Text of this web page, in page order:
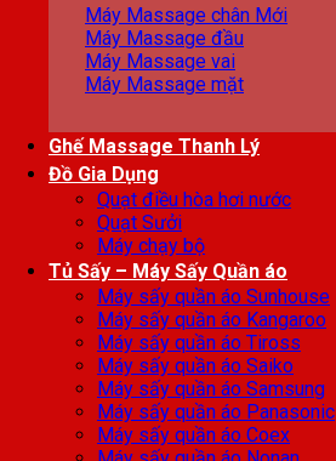
Máy Massage chân
Máy Massage đầu
Máy Massage vai
Máy Massage mặt
Ghế Massage Thanh Lý
Đồ Gia Dụng
Quạt điều hòa hơi nước
Quạt Sưởi
Máy chạy bộ
Tủ Sấy – Máy Sấy Quần áo
Máy sấy quần áo Sunhouse
Máy sấy quần áo Kangaroo
Máy sấy quần áo Tiross
Máy sấy quần áo Saiko
Máy sấy quần áo Samsung
Máy sấy quần áo Panasonic
Máy sấy quần áo Coex